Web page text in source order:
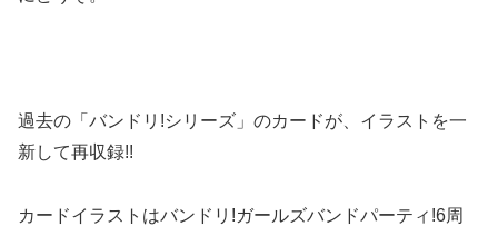
過去の「バンドリ!シリーズ」のカードが、イラストを一
新して再収録!!
カードイラストはバンドリ!ガールズバンドパーティ!6周